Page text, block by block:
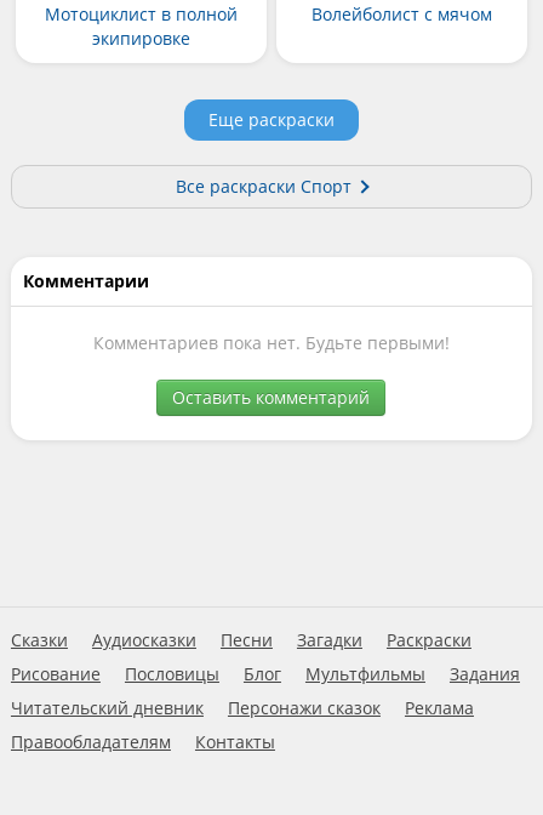
Мотоциклист в полной
экипировке
Волейболист с мячом
Еще раскраски
Все раскраски Спорт
Комментарии
Комментариев пока нет. Будьте первыми!
Оставить комментарий
Сказки Аудиосказки Песни Загадки
Раскраски
Рисование
Пословицы Блог Мультфильмы
Задания
Читательский дневник
Персонажи сказок
Реклама
Правообладателям
Контакты